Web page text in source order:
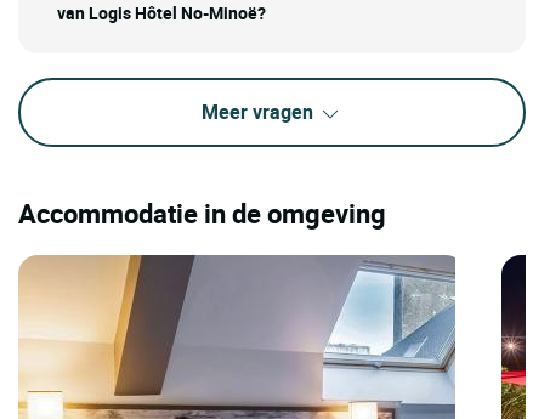
van Logis Hôtel No-Minoë?
Meer vragen
Accommodatie in de omgeving